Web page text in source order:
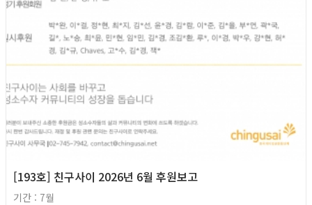
[193호] 친구사이 2026년 6월 후원보고
기간 : 7월